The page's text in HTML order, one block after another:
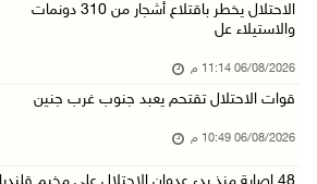
06/آب/2026 08:06 م
الرئيس المصري وملك البحرين يشددان
الاحتلال يخطر باقتلاع أشجار من 310 دونمات
والاستيلاء عل
06/08/2026 11:14 م
قوات الاحتلال تقتحم يعبد جنوب غرب جنين
06/08/2026 10:49 م